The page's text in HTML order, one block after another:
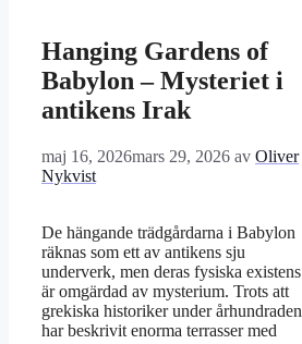
Hanging Gardens of
Babylon – Mysteriet i
antikens Irak
maj 16, 2026mars 29, 2026 av Oliver
Nykvist
De hängande trädgårdarna i Babylon
räknas som ett av antikens sju
underverk, men deras fysiska existens
är omgärdad av mysterium. Trots att
grekiska historiker under århundraden
har beskrivit enorma terrasser med